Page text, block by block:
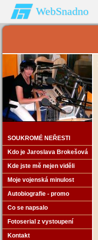
WebSnadno
SOUKROMÉ NEŘESTI
Kdo je Jaroslava Brokešová
Kde jste mě nejen viděli
Moje vojenská minulost
Autobiografie - promo
Co se napsalo
Fotoserial z vystoupení
Kontakt